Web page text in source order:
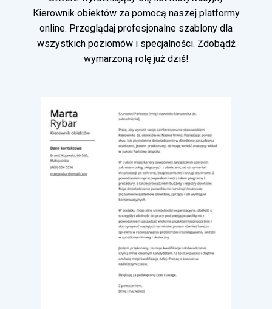
Kierownik obiektów za pomocą naszej platformy
online. Przeglądaj profesjonalne szablony dla
wszystkich poziomów i specjalności. Zdobądź
wymarzoną rolę już dziś!